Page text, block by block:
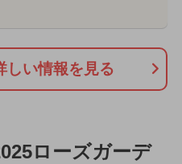
しい情報を見る
ローズガーデ